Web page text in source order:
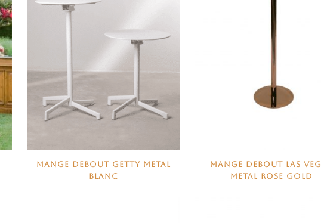
MANGE DEBOUT GETTY METAL
BLANC
MANGE DEBOUT LAS
METAL ROSE GOLD